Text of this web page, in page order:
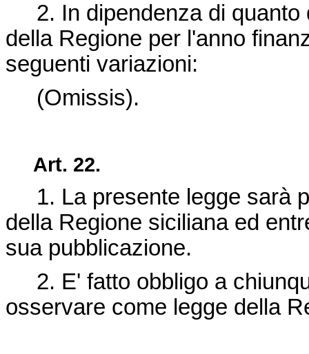
2. In dipendenza di quanto
della Regione per l'anno
seguenti variazioni:
(Omissis).
Art. 22.
1. La presente legge sarà
della Regione siciliana ed
sua pubblicazione.
2. E' fatto obbligo a
osservare come legge della